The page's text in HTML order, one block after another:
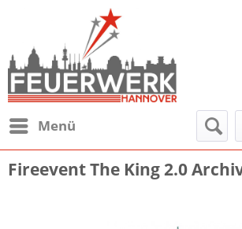
Menü
Fireevent The King 2.0